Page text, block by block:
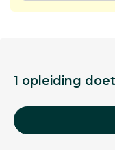
1 opleiding